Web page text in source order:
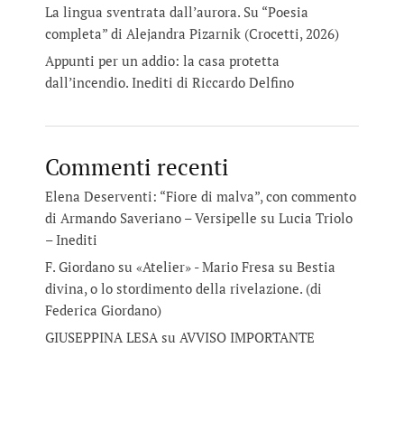
La lingua sventrata dall’aurora. Su “Poesia
completa” di Alejandra Pizarnik (Crocetti, 2026)
Appunti per un addio: la casa protetta
dall’incendio. Inediti di Riccardo Delfino
Commenti recenti
Elena Deserventi: “Fiore di malva”, con commento
di Armando Saveriano – Versipelle su Lucia Triolo
– Inediti
F. Giordano su «Atelier» - Mario Fresa su Bestia
divina, o lo stordimento della rivelazione. (di
Federica Giordano)
GIUSEPPINA LESAsu AVVISO IMPORTANTE